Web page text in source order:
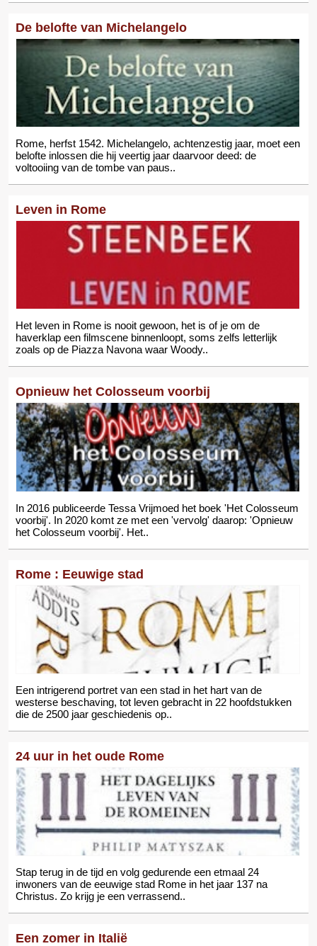
De belofte van Michelangelo
Rome, herfst 1542. Michelangelo, achtenzestig jaar, moet een
belofte inlossen die hij veertig jaar daarvoor deed: de
voltooiing van de tombe van paus..
Leven in Rome
Het leven in Rome is nooit gewoon, het is of je om de
haverklap een filmscene binnenloopt, soms zelfs letterlijk
zoals op de Piazza Navona waar Woody..
Opnieuw het Colosseum voorbij
In 2016 publiceerde Tessa Vrijmoed het boek 'Het Colosseum
voorbij'. In 2020 komt ze met een 'vervolg' daarop: 'Opnieuw
het Colosseum voorbij'. Het..
Rome : Eeuwige stad
Een intrigerend portret van een stad in het hart van de
westerse beschaving, tot leven gebracht in 22 hoofdstukken
die de 2500 jaar geschiedenis op..
24 uur in het oude Rome
Stap terug in de tijd en volg gedurende een etmaal 24
inwoners van de eeuwige stad Rome in het jaar 137 na
Christus. Zo krijg je een verrassend..
Een zomer in Italië